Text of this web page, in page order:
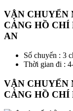
VẬN CHUYỂN
CẢNG HỒ
AN
Số chuyến : 3
Thời gian đi :
VẬN CHUYỂN
CẢNG HỒ